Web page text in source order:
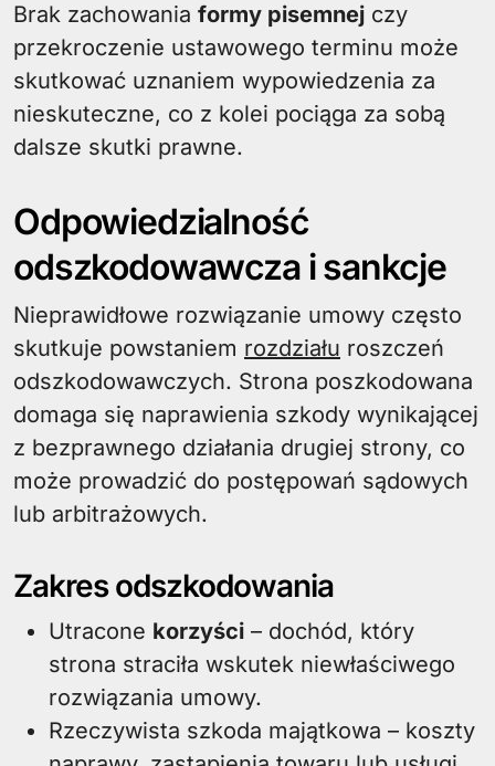
Brak zachowania formy pisemnej czy
przekroczenie ustawowego terminu może
skutkować uznaniem wypowiedzenia za
nieskuteczne, co z kolei pociąga za sobą
dalsze skutki prawne.
Odpowiedzialność
odszkodowawcza i sankcje
Nieprawidłowe rozwiązanie umowy często
skutkuje powstaniem rozdziału roszczeń
odszkodowawczych. Strona poszkodowana
domaga się naprawienia szkody wynikającej
z bezprawnego działania drugiej strony, co
może prowadzić do postępowań sądowych
lub arbitrażowych.
Zakres odszkodowania
Utracone korzyści – dochód, który
strona straciła wskutek niewłaściwego
rozwiązania umowy.
Rzeczywista szkoda majątkowa – koszty